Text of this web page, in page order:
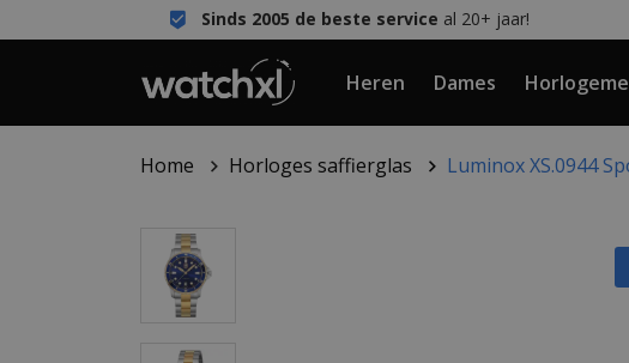
Sinds 2005 de beste service al 20+ jaar!
Heren Dames
Home Horloges saffierglas Luminox XS.0944